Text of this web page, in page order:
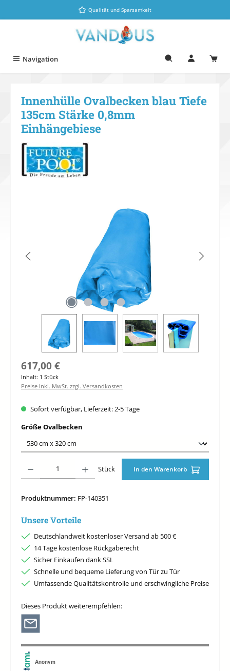
Zum Hauptinhalt springenQualität und Sparsamkeit
Navigation
Innenhülle Ovalbecken blau Tiefe
135cm Stärke 0,8mm
Einhängebiese
Regulärer Preis:
617,00 €
Inhalt: 1 Stück
Preise inkl. MwSt. zzgl. Versandkosten
Sofort verfügbar, Lieferzeit: 2-5 Tage
Größe Ovalbecken
Stück In den Warenkorb
Produktnummer: FP-140351
Unsere Vorteile
Deutschlandweit kostenloser Versand ab 500 €
14 Tage kostenlose Rückgaberecht
Sicher Einkaufen dank SSL
Schnelle und bequeme Lieferung von Tür zu Tür
Umfassende Qualitätskontrolle und erschwingliche Preise
Dieses Produkt weiterempfehlen: